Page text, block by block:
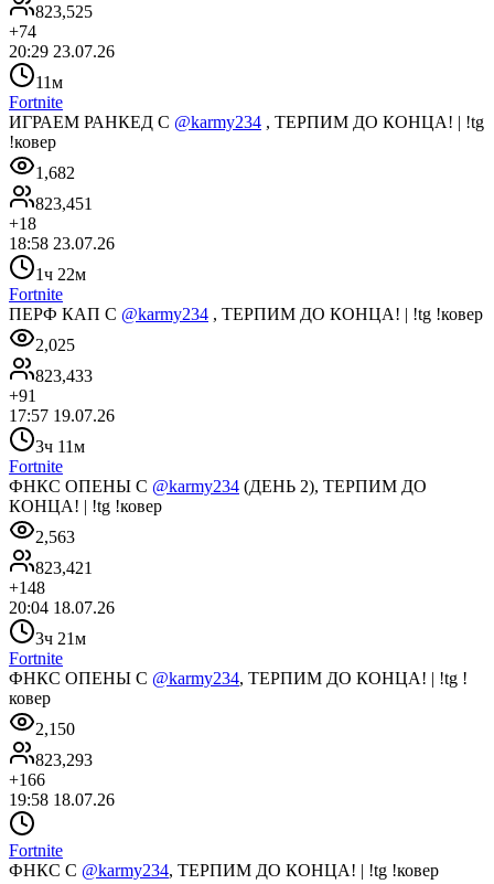
823,525
+74
20:29 23.07.26
11м
Fortnite
ИГРАЕМ РАНКЕД С @karmy234 , ТЕРПИМ ДО КОНЦА! | !tg
!ковер
1,682
823,451
+18
18:58 23.07.26
1ч 22м
Fortnite
ПЕРФ КАП С @karmy234 , ТЕРПИМ ДО КОНЦА! | !tg !ковер
2,025
823,433
+91
17:57 19.07.26
3ч 11м
Fortnite
ФНКС ОПЕНЫ C @karmy234 (ДЕНЬ 2), ТЕРПИМ ДО
КОНЦА! | !tg !ковер
2,563
823,421
+148
20:04 18.07.26
3ч 21м
Fortnite
ФНКС ОПЕНЫ C @karmy234, ТЕРПИМ ДО КОНЦА! | !tg !
ковер
2,150
823,293
+166
19:58 18.07.26
Fortnite
ФНКС C @karmy234, ТЕРПИМ ДО КОНЦА! | !tg !ковер